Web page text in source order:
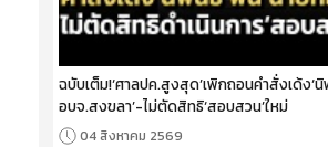
ฉบับเต็ม!‘ศาลปค.สูงสุด’เพิกถอนคำสั่งเด้ง‘
อบจ.สงขลา’-ไม่ตัดสิทธิ‘สอบสวน’ใหม่
04 สิงหาคม 2569